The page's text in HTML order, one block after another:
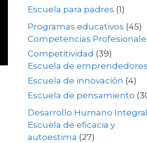
Escuela para padres (1)
Programas educativos (45)
Competencias
Competitividad (39)
Escuela de emprendedores
Escuela de innovación (4)
Escuela de pensamiento
Desarrollo Humano Integral
Escuela de eficacia y
autoestima (27)